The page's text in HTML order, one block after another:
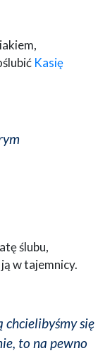
Kasię
ślubu,
w tajemnicy.
chcielibyśmy się
to na pewno